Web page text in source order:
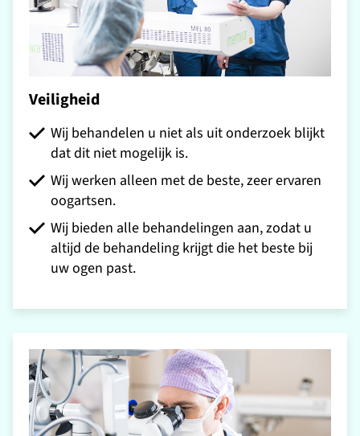
Veiligheid
Wij behandelen u niet als uit onderzoek blijkt
dat dit niet mogelijk is.
Wij werken alleen met de beste, zeer ervaren
oogartsen.
Wij bieden alle behandelingen aan, zodat u
altijd de behandeling krijgt die het beste bij
uw ogen past.